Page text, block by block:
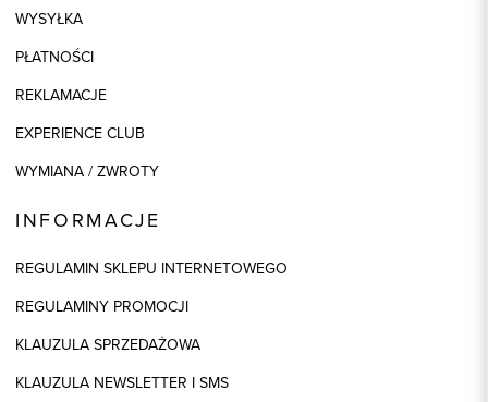
WYSYŁKA
PŁATNOŚCI
REKLAMACJE
EXPERIENCE CLUB
WYMIANA / ZWROTY
INFORMACJE
REGULAMIN SKLEPU INTERNETOWEGO
REGULAMINY PROMOCJI
KLAUZULA SPRZEDAŻOWA
KLAUZULA NEWSLETTER I SMS